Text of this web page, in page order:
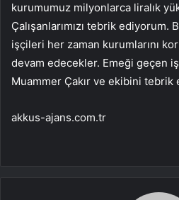
kurumumuz milyonlarca liralık
Çalışanlarımızı tebrik ediyorum.
işçileri her zaman kurumlarını
devam edecekler. Emeği geçen
Muammer Çakır ve ekibini tebrik
akkus-ajans.com.tr